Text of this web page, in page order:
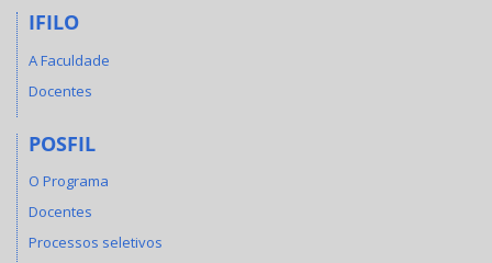
IFILO
A Faculdade
Docentes
POSFIL
O Programa
Docentes
Processos seletivos